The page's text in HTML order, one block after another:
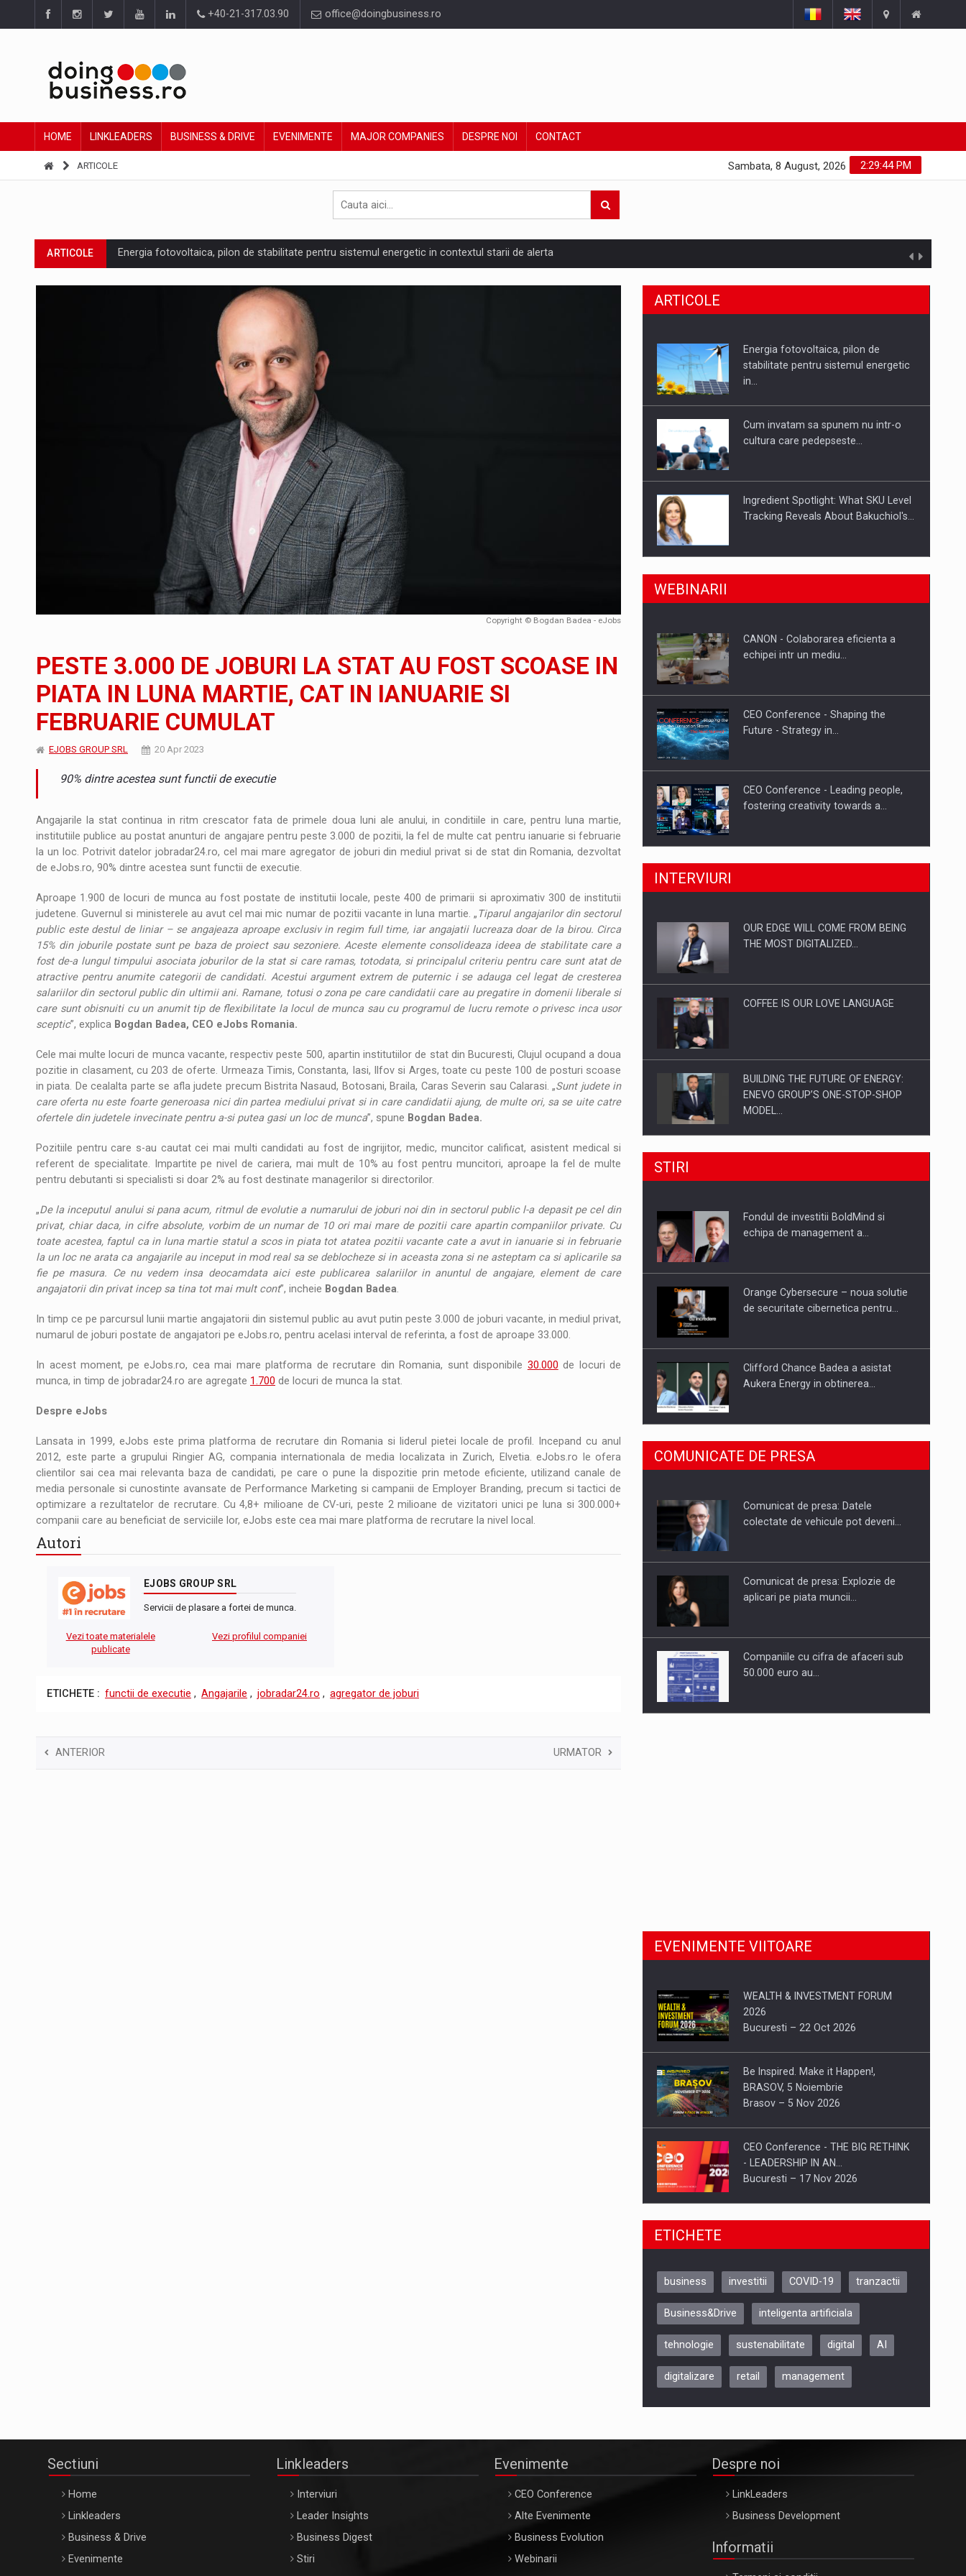
+40-21-317.03.90 office@doingbusiness.ro
HOME LINKLEADERS BUSINESS & DRIVE EVENIMENTE MAJOR COMPANIES DESPRE NOI CONTACT
ARTICOLE 2:29:45 PM
Sambata, 8 August, 2026
ARTICOLE Energia fotovoltaica, pilon de stabilitate pentru sistemul energetic in contextul starii de alerta
ARTICOLE Cum invatam sa spunem nu intr-o cultura care pedepseste granitele?
Ingredient Spotlight: What SKU Level Tracking Reveals About Bakuchiol's Evolution
Producatorii si comerciantii care nu se supun noilor reglementari UE privind ambalajele pot risca retragerea produselor din piata
LEADERSHIP IN MISCARE
CU BATERIILE PERMANENT INCARCATE
PUTTING ROMANIAN CORPORATE COMPANIES ON THE INTERNATIONAL BUSINESS SCENE
OUR EDGE WILL COME FROM BEING THE MOST DIGITALIZED WHOLESALER IN ROMANIA
COFFEE IS OUR LOVE LANGUAGE
Hard Enduro Piatra Craiului 2026, fueled by benzinariile RO concept OSCAR – peste 500 de participanti
Fondul de investitii BoldMind si echipa de management a Pall-Ex, liderul pietei de transport paletizat din Romania, preiau compania intr-o tranzactie de peste 25…
STIRI RANGE ROVER DEZVALUIE AL CINCILEA MEMBRU AL FAMILIEI: RANGE ROVER GT
STIRI JAECOO 5 SHS-H a ajuns in Romania
ARTICOLE Proteinmaxxing and the Future of Protein Demand
Copyright © Bogdan Badea - eJobs
PESTE 3.000 DE JOBURI LA STAT AU FOST SCOASE IN
PIATA IN LUNA MARTIE, CAT IN IANUARIE SI
FEBRUARIE CUMULAT
EJOBS GROUP SRL 20 Apr 2023
90% dintre acestea sunt functii de executie
Angajarile la stat continua in ritm crescator fata de primele doua luni ale anului, in conditiile in care, pentru luna martie,
institutiile publice au postat anunturi de angajare pentru peste 3.000 de pozitii, la fel de multe cat pentru ianuarie si februarie
la un loc. Potrivit datelor jobradar24.ro, cel mai mare agregator de joburi din mediul privat si de stat din Romania, dezvoltat
de eJobs.ro, 90% dintre acestea sunt functii de executie.
Aproape 1.900 de locuri de munca au fost postate de institutii locale, peste 400 de primarii si aproximativ 300 de institutii
judetene. Guvernul si ministerele au avut cel mai mic numar de pozitii vacante in luna martie. „Tiparul angajarilor din sectorul
public este destul de liniar – se angajeaza aproape exclusiv in regim full time, iar angajatii lucreaza doar de la birou. Circa
15% din joburile postate sunt pe baza de proiect sau sezoniere. Aceste elemente consolideaza ideea de stabilitate care a
fost de-a lungul timpului asociata joburilor de la stat si care ramas, totodata, si principalul criteriu pentru care sunt atat de
atractive pentru anumite categorii de candidati. Acestui argument extrem de puternic i se adauga cel legat de cresterea
salariilor din sectorul public din ultimii ani. Ramane, totusi o zona pe care candidatii care au pregatire in domenii liberale si
care sunt obisnuiti cu un anumit tip de flexibilitate la locul de munca sau cu programul de lucru remote o privesc inca usor
sceptic”, explica Bogdan Badea, CEO eJobs Romania.
Cele mai multe locuri de munca vacante, respectiv peste 500, apartin institutiilor de stat din Bucuresti, Clujul ocupand a doua
pozitie in clasament, cu 203 de oferte. Urmeaza Timis, Constanta, Iasi, Ilfov si Arges, toate cu peste 100 de posturi scoase
in piata. De cealalta parte se afla judete precum Bistrita Nasaud, Botosani, Braila, Caras Severin sau Calarasi. „Sunt judete in
care oferta nu este foarte generoasa nici din partea mediului privat si in care candidatii ajung, de multe ori, sa se uite catre
ofertele din judetele invecinate pentru a-si putea gasi un loc de munca”, spune Bogdan Badea.
Pozitiile pentru care s-au cautat cei mai multi candidati au fost de ingrijitor, medic, muncitor calificat, asistent medical si
referent de specialitate. Impartite pe nivel de cariera, mai mult de 10% au fost pentru muncitori, aproape la fel de multe
pentru debutanti si specialisti si doar 2% au fost destinate managerilor si directorilor.
„De la inceputul anului si pana acum, ritmul de evolutie a numarului de joburi noi din in sectorul public l-a depasit pe cel din
privat, chiar daca, in cifre absolute, vorbim de un numar de 10 ori mai mare de pozitii care apartin companiilor private. Cu
toate acestea, faptul ca in luna martie statul a scos in piata tot atatea pozitii vacante cate a avut in ianuarie si in februarie
la un loc ne arata ca angajarile au inceput in mod real sa se deblocheze si in aceasta zona si ne asteptam ca si aplicarile sa
fie pe masura. Ce nu vedem insa deocamdata aici este publicarea salariilor in anuntul de angajare, element de care
angajatorii din privat incep sa tina tot mai mult cont”, incheie Bogdan Badea.
In timp ce pe parcursul lunii martie angajatorii din sistemul public au avut putin peste 3.000 de joburi vacante, in mediul privat,
numarul de joburi postate de angajatori pe eJobs.ro, pentru acelasi interval de referinta, a fost de aproape 33.000.
In acest moment, pe eJobs.ro, cea mai mare platforma de recrutare din Romania, sunt disponibile 30.000 de locuri de
munca, in timp de jobradar24.ro are agregate 1.700 de locuri de munca la stat.
Despre eJobs
Lansata in 1999, eJobs este prima platforma de recrutare din Romania si liderul pietei locale de profil. Incepand cu anul
2012, este parte a grupului Ringier AG, compania internationala de media localizata in Zurich, Elvetia. eJobs.ro le ofera
clientilor sai cea mai relevanta baza de candidati, pe care o pune la dispozitie prin metode eficiente, utilizand canale de
media personale si cunostinte avansate de Performance Marketing si campanii de Employer Branding, precum si tactici de
optimizare a rezultatelor de recrutare. Cu 4,8+ milioane de CV-uri, peste 2 milioane de vizitatori unici pe luna si 300.000+
companii care au beneficiat de serviciile lor, eJobs este cea mai mare platforma de recrutare la nivel local.
Autori
EJOBS GROUP SRL
Servicii de plasare a fortei de munca.
Vezi toate materialele
publicate
Vezi profilul companiei
ETICHETE : functii de executie , Angajarile , jobradar24.ro , agregator de joburi
ANTERIOR URMATOR
ARTICOLE
Energia fotovoltaica, pilon de
stabilitate pentru sistemul energetic
in…
Cum invatam sa spunem nu intr-o
cultura care pedepseste…
Ingredient Spotlight: What SKU Level
Tracking Reveals About Bakuchiol's…
Producatorii si comerciantii care nu
Proteinmaxxing and the Future of
WEBINARII
CANON - Colaborarea eficienta a
echipei intr un mediu…
CEO Conference - Shaping the
Future - Strategy in…
CEO Conference - Leading people,
fostering creativity towards a…
CEO Conference - Shaping The
Webinar - Business Evolution-
INTERVIURI
OUR EDGE WILL COME FROM BEING
THE MOST DIGITALIZED…
COFFEE IS OUR LOVE LANGUAGE
BUILDING THE FUTURE OF ENERGY:
ENEVO GROUP’S ONE-STOP-SHOP
MODEL…
ROOTED IN ROMANIA, BUILT TO
PUTTING ROMANIAN CORPORATE
STIRI
Fondul de investitii BoldMind si
echipa de management a…
Orange Cybersecure – noua solutie
de securitate cibernetica pentru…
Clifford Chance Badea a asistat
Aukera Energy in obtinerea…
SAPTE PERSONALITATI DIN MEDIUL
DE AFACERI, ACADEMIC SI
Hard Enduro Piatra Craiului 2026,
COMUNICATE DE PRESA
Comunicat de presa: Datele
colectate de vehicule pot deveni…
Comunicat de presa: Explozie de
aplicari pe piata muncii…
Companiile cu cifra de afaceri sub
50.000 euro au…
EVENIMENTE VIITOARE
WEALTH & INVESTMENT FORUM
2026
Bucuresti – 22 Oct 2026
Be Inspired. Make it Happen!,
BRASOV, 5 Noiembrie
Brasov – 5 Nov 2026
CEO Conference - THE BIG RETHINK
- LEADERSHIP IN AN…
Bucuresti – 17 Nov 2026
Be Inspired. Make it Happen!, CLUJ, 9
ARTEMIS LETO, ORADEA, 8
Oradea – 8 Oct 2026
ETICHETE
business investitii COVID-19 tranzactii
Business&Drive inteligenta artificiala
tehnologie sustenabilitate digital AI
digitalizare retail management
Sectiuni
Home
Linkleaders
Business & Drive
Evenimente
Linkleaders
Interviuri
Leader Insights
Business Digest
Stiri
Evenimente
CEO Conference
Alte Evenimente
Business Evolution
Webinarii
Despre noi
LinkLeaders
Business Development
Informatii